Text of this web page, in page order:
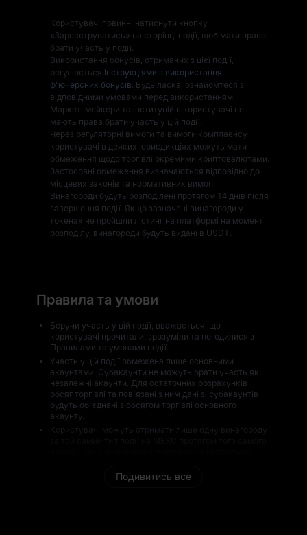
Користувачі повинні натиснути кнопку
«Зареєструватись» на сторінці події, щоб мати право
брати участь у події.
Використання бонусів, отриманих з цієї події,
регулюється Інструкціями з використання
ф'ючерсних бонусів. Будь ласка, ознайомтеся з
відповідними умовами перед використанням.
Маркет-мейкери та інституційні користувачі не
мають права брати участь у цій події.
Через регуляторні вимоги та вимоги комплаєнсу
користувачі в деяких юрисдикціях можуть мати
обмеження щодо торгівлі окремими криптовалютами.
Застосовні обмеження визначаються відповідно до
місцевих законів та нормативних вимог.
Винагороди будуть розподілені протягом 14 днів після
завершення події. Якщо зазначені винагороди у
токенах не пройшли лістинг на платформі на момент
розподілу, винагороди будуть видані в USDT.
Правила та умови
Беручи участь у цій події, вважається, що
користувачі прочитали, зрозуміли та погодилися з
Правилами та умовами події.
Участь у цій події обмежена лише основними
акаунтами. Субакаунти не можуть брати участь як
незалежні акаунти. Для остаточних розрахунків
обсяг торгівлі та пов'язані з ним дані зі субакаунтів
будуть об'єднані з обсягом торгівлі основного
акаунту.
Користувачі можуть отримати лише одну винагороду
ринкових умов і збільшуватися або зменшуватися в
Подивитись все